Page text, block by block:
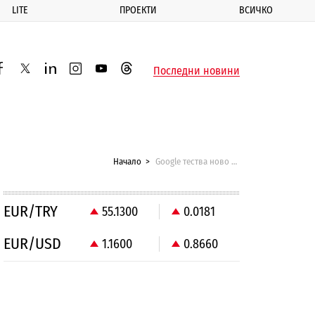
LITE ПРОЕКТИ ВСИЧКО
twitterlinkedininstagram
youtubethreadsПоследни новини
Начало Google тества ново социално приложение
EUR/TRY 55.1300 0.0181
EUR/USD 1.1600 0.8660